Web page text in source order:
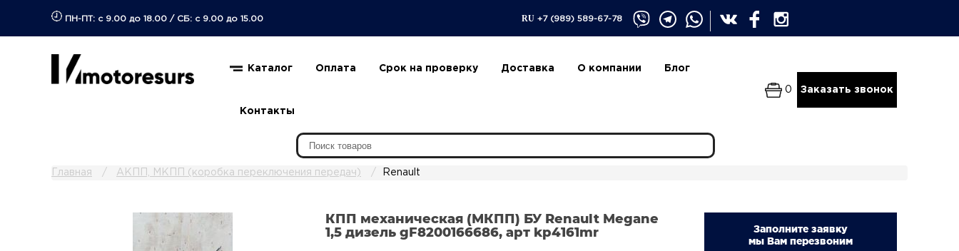
ПН-ПТ: с 9.00 до 18.00 / СБ: с 9.00 до 15.00 RU +7 (989) 589-67-78
Каталог Оплата Срок на проверку Доставка О компании Блог
Контакты
0 Заказать звонок
Главная АКПП, МКПП (коробка переключения передач) Renault
КПП механическая (МКПП) БУ Renault Megane
1,5 дизель gF8200166686, арт kp4161mr
Заполните заявку
мы Вам перезвоним